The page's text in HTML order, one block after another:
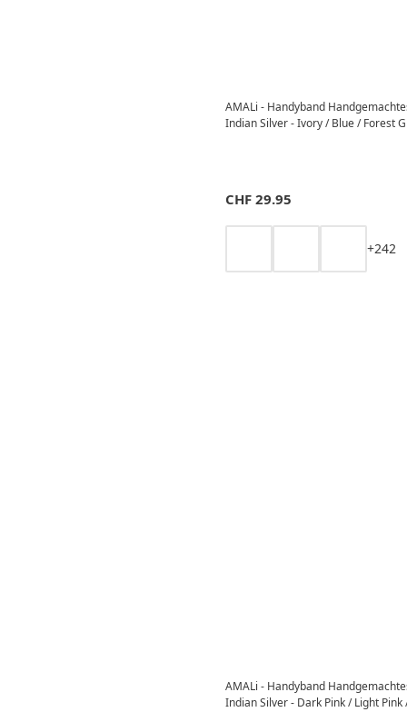
AMALi - Handyband
Indian Silver - Ivory / Blue / Forest
CHF 29.95
+242
AMALi - Handyband
Indian Silver - Dark Pink / Light Pink